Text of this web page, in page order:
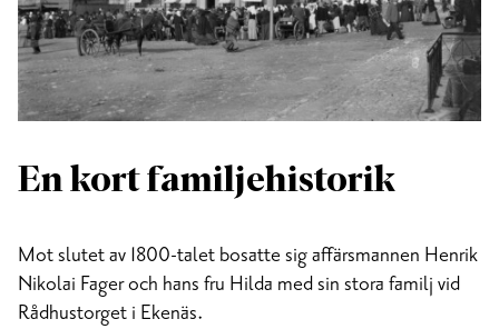
En kort familjehistorik
Mot slutet av 1800-talet bosatte sig affärsmannen Henrik
Nikolai Fager och hans fru Hilda med sin stora familj vid
Rådhustorget i Ekenäs.